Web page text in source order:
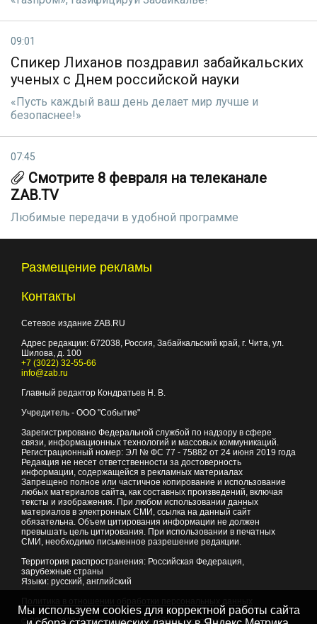
09:01
Спикер Лиханов поздравил забайкальских
ученых с Днем российской науки
«Пусть каждый ваш день делает мир лучше и
безопаснее!»
07:45
Смотрите 8 февраля на телеканале
ZAB.TV
Любимые передачи в удобной программе
Размещение рекламы
Контакты
Сетевое издание ZAB.RU
Адрес редакции: 672038, Россия, Забайкальский край, г. Чита, ул.
Шилова, д. 100
+7 (3022) 32-55-66
info@zab.ru
Главный редактор Кондратьев Н. В.
Учредитель - ООО "Событие"
Зарегистрировано Федеральной службой по надзору в сфере
связи, информационных технологий и массовых коммуникаций.
Регистрационный номер: ЭЛ № ФС 77 - 75882 от 24 июня 2019 года
Редакция не несет ответственности за достоверность
информации, содержащейся в рекламных материалах
Запрещено полное или частичное копирование и использование
любых материалов сайта, как составных произведений, включая
тексты и изображения. При любом использовании данных
материалов в электронных СМИ, ссылка на данный сайт
обязательна. Объем цитирования информации не должен
превышать цель цитирования. При использовании в печатных
СМИ, необходимо письменное разрешение редакции.
Территория распространения: Российская Федерация,
зарубежные страны
Языки: русский, английский
© 2007 - 2026Портал Читы и Забайкальского края
Мы используем cookies для корректной работы сайта